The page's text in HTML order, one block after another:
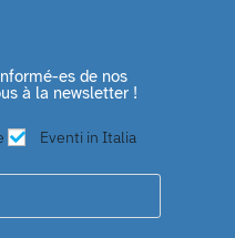
es de nos
à la newsletter !
Eventi in Italia